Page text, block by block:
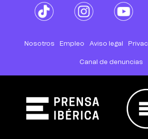
Nosotros Empleo Aviso legal
Canal de denuncias